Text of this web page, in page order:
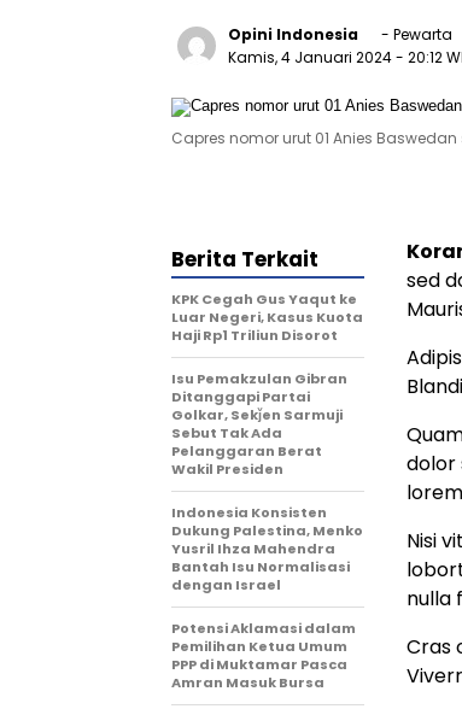
Opini Indonesia
- Pewarta
Kamis, 4 Januari 2024- 20:12
Capres nomor urut 01 Anies
sed
dolor
Nisi
nulla
Cras
Berita Terkait
KPK Cegah Gus Yaqut ke
Luar Negeri, Kasus Kuota
Haji Rp1 Triliun Disorot
Isu Pemakzulan Gibran
Ditanggapi Partai
Golkar, Sekǰen Sarmuji
Sebut Tak Ada
Pelanggaran Berat
Wakil Presiden
Indonesia Konsisten
Dukung Palestina, Menko
Yusril Ihza Mahendra
Bantah Isu Normalisasi
dengan Israel
Potensi Aklamasi dalam
Pemilihan Ketua Umum
PPP di Muktamar Pasca
Amran Masuk Bursa